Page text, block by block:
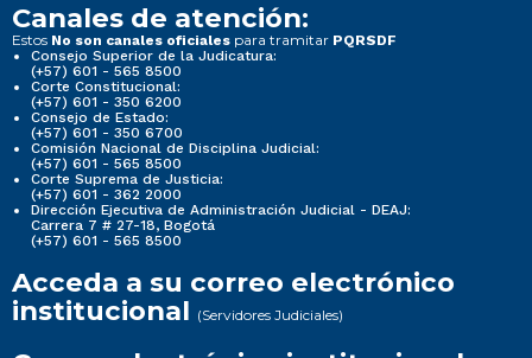
Canales de atención:
Estos No son canales oficiales para tramitar PQRSDF
Consejo Superior de la Judicatura:
(+57) 601 - 565 8500
Corte Constitucional:
(+57) 601 - 350 6200
Consejo de Estado:
(+57) 601 - 350 6700
Comisión Nacional de Disciplina Judicial:
(+57) 601 - 565 8500
Corte Suprema de Justicia:
(+57) 601 - 362 2000
Dirección Ejecutiva de Administración Judicial - DEAJ:
Carrera 7 # 27-18, Bogotá
(+57) 601 - 565 8500
Acceda a su correo electrónico
institucional (Servidores Judiciales)